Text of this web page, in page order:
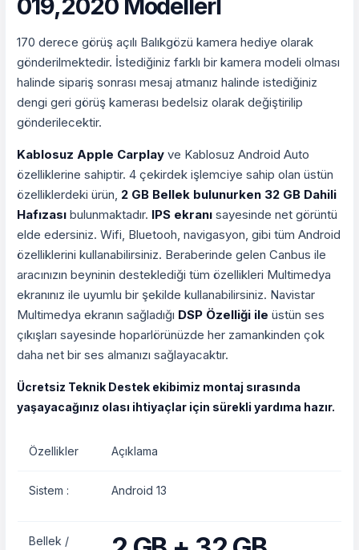
019,2020 Modellerİ
170 derece görüş açılı Balıkgözü kamera hediye olarak
gönderilmektedir. İstediğiniz farklı bir kamera modeli olması
halinde sipariş sonrası mesaj atmanız halinde istediğiniz
dengi geri görüş kamerası bedelsiz olarak değiştirilip
gönderilecektir.
Kablosuz Apple Carplay ve Kablosuz Android Auto
özelliklerine sahiptir. 4 çekirdek işlemciye sahip olan üstün
özelliklerdeki ürün, 2 GB Bellek bulunurken 32 GB Dahili
Hafızası bulunmaktadır. IPS ekranı sayesinde net görüntü
elde edersiniz. Wifi, Bluetooh, navigasyon, gibi tüm Android
özelliklerini kullanabilirsiniz. Beraberinde gelen Canbus ile
aracınızın beyninin desteklediği tüm özellikleri Multimedya
ekranınız ile uyumlu bir şekilde kullanabilirsiniz. Navistar
Multimedya ekranın sağladığı DSP Özelliği ile üstün ses
çıkışları sayesinde hoparlörünüzde her zamankinden çok
daha net bir ses almanızı sağlayacaktır.
Ücretsiz Teknik Destek ekibimiz montaj sırasında
yaşayacağınız olası ihtiyaçlar için sürekli yardıma hazır.
Özellikler Açıklama
Sistem : Android 13
Bellek /